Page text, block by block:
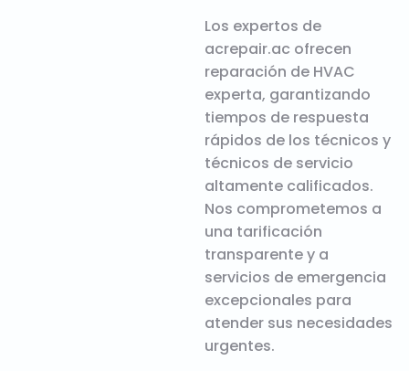
Los expertos de
acrepair.ac ofrecen
reparación de HVAC
experta, garantizando
tiempos de respuesta
rápidos de los técnicos y
técnicos de servicio
altamente calificados.
Nos comprometemos a
una tarificación
transparente y a
servicios de emergencia
excepcionales para
atender sus necesidades
urgentes.